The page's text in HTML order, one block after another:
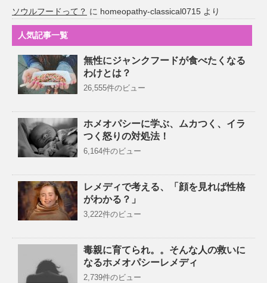
ソウルフードって？ に homeopathy-classical0715 より
人気記事一覧
無性にジャンクフードが食べたくなる
わけとは？
26,555件のビュー
ホメオパシーに学ぶ、ムカつく、イラ
つく怒りの対処法！
6,164件のビュー
レメディで考える、「顔を見れば性格
がわかる？」
3,222件のビュー
毒親に育てられ。。そんな人の救いに
なるホメオパシーレメディ
2,739件のビュー